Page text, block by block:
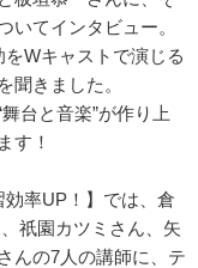
いてインタビュー。
Wキャストで演じる
聞きました。
台と音楽”が作り上
す！
率UP！】では、倉
祇園カツミさん、矢
んの7人の講師に、テ